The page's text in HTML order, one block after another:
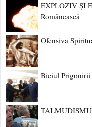
EXPLOZIV ȘI
Românească
Ofensiva
Biciul Prigonirii